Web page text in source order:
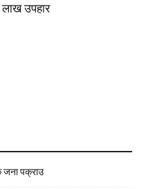
उपहार
जना पक्राउ